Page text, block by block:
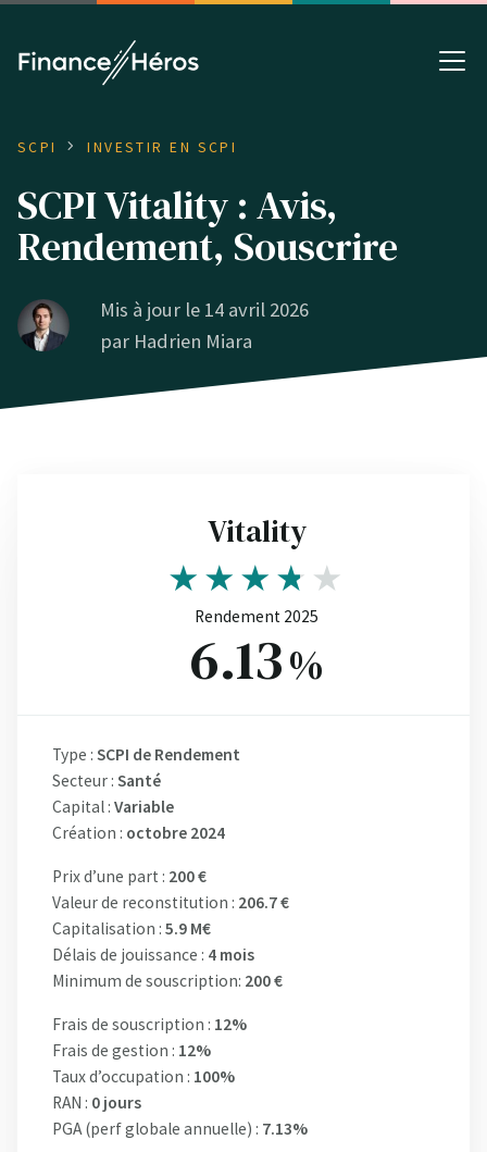
SCPI INVESTIR EN SCPI
SCPI Vitality : Avis,
Rendement, Souscrire
Mis à jour le 14 avril 2026
par Hadrien Miara
Vitality
Rendement 2025
6.13%
Type : SCPI de Rendement
Secteur : Santé
Capital : Variable
Création : octobre 2024
Prix d’une part : 200 €
Valeur de reconstitution : 206.7 €
Capitalisation : 5.9 M€
Délais de jouissance : 4 mois
Minimum de souscription: 200 €
Frais de souscription : 12%
Frais de gestion : 12%
Taux d’occupation : 100%
RAN : 0 jours
PGA (perf globale annuelle) : 7.13%